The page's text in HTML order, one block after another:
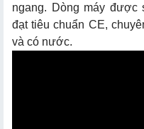
ngang. Dòng máy được
đạt tiêu chuẩn CE,
và có nước.